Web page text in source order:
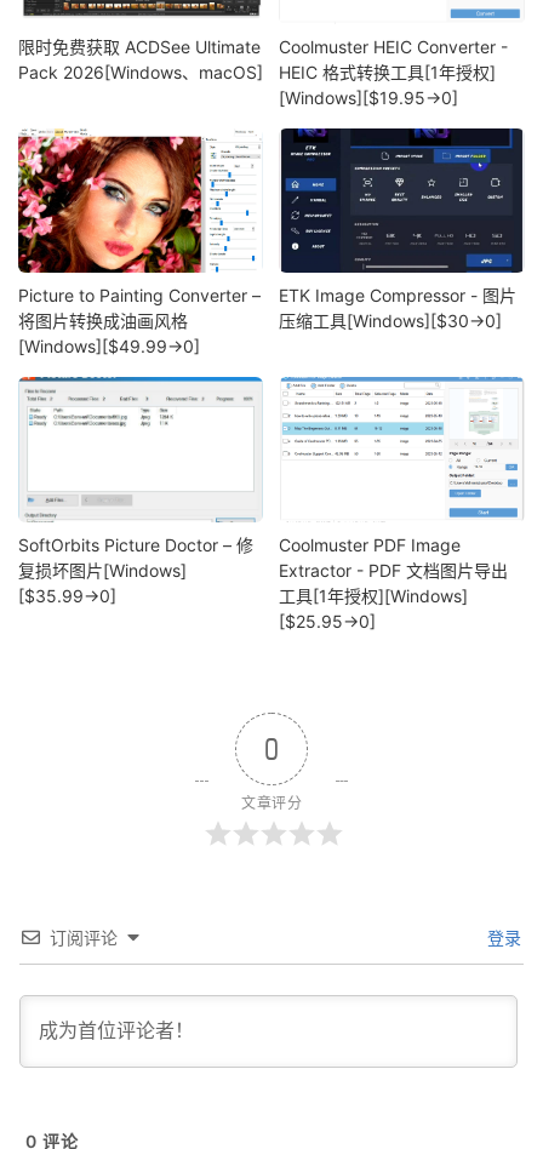
限时免费获取 ACDSee Ultimate
Pack 2026[Windows、macOS]
Coolmuster HEIC Converter -
HEIC 格式转换工具[1年授权]
[Windows][$19.95→0]
Picture to Painting Converter –
将图片转换成油画风格
[Windows][$49.99→0]
ETK Image Compressor - 图片
压缩工具[Windows][$30→0]
SoftOrbits Picture Doctor – 修
复损坏图片[Windows]
[$35.99→0]
Coolmuster PDF Image
Extractor - PDF 文档图片导出
工具[1年授权][Windows]
[$25.95→0]
0
文章评分
订阅评论 登录
0 评论